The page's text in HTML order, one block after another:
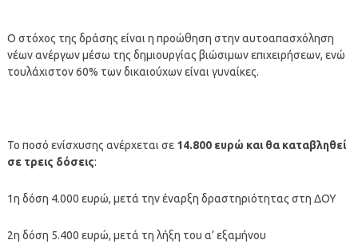
Ο στόχος της δράσης είναι η προώθηση στην αυτοαπασχόληση
νέων ανέργων μέσω της δημιουργίας βιώσιμων επιχειρήσεων, ενώ
τουλάχιστον 60% των δικαιούχων είναι γυναίκες.
Το ποσό ενίσχυσης ανέρχεται σε 14.800 ευρώ και θα καταβληθεί
σε τρεις δόσεις:
1η δόση 4.000 ευρώ, μετά την έναρξη δραστηριότητας στη ΔΟΥ
2η δόση 5.400 ευρώ, μετά τη λήξη του α’ εξαμήνου